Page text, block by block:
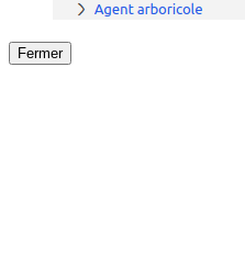
Fermer